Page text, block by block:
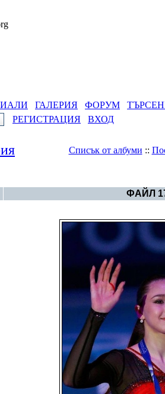
ГАЛЕРИЯ ФОРУМ
РЕГИСТРАЦИЯ
ВХОД
Списък от албуми ::
ФАЙЛ